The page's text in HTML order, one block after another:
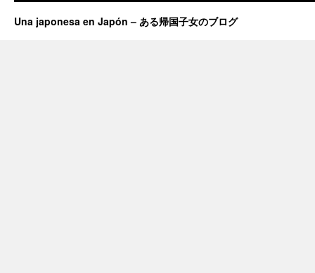
Una japonesa en Japón – ある帰国子女のブログ